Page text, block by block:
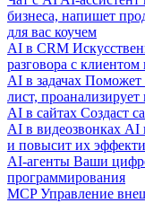
бизнеса, напишет
для вас коучем
AI в CRM
разговора с
AI в задачах Поможет
лист,
AI в сайтах Создаст
AI в видеозвонках AI
и повысит их
AI-агенты Ваши
программирования
MCP Управление